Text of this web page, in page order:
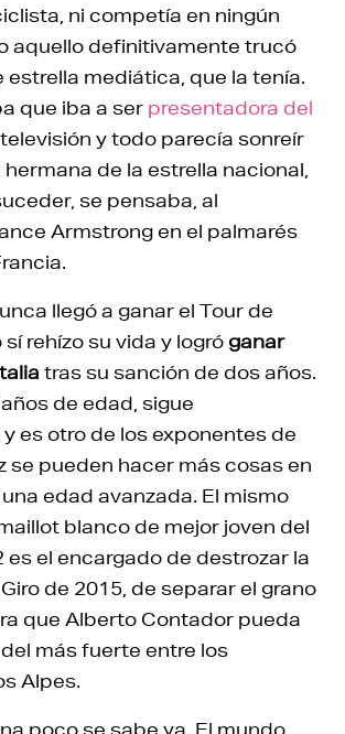
ni competía en ningún
aquello definitivamente trucó
estrella mediática, que la tenía.
que iba a ser presentadora del
y todo parecía sonreír
de la estrella nacional,
se pensaba, al
Armstrong en el palmarés
llegó a ganar el Tour de
sí rehízo su vida y logróganar
tras su sanción de dos años.
de edad, sigue
es otro de los exponentes de
se pueden hacer más cosas en
edad avanzada. El mismo
blanco de mejor joven del
es el encargado de destrozar la
de 2015, de separar el grano
que Alberto Contador pueda
más fuerte entre los
Alpes.
poco se sabe ya. El mundo